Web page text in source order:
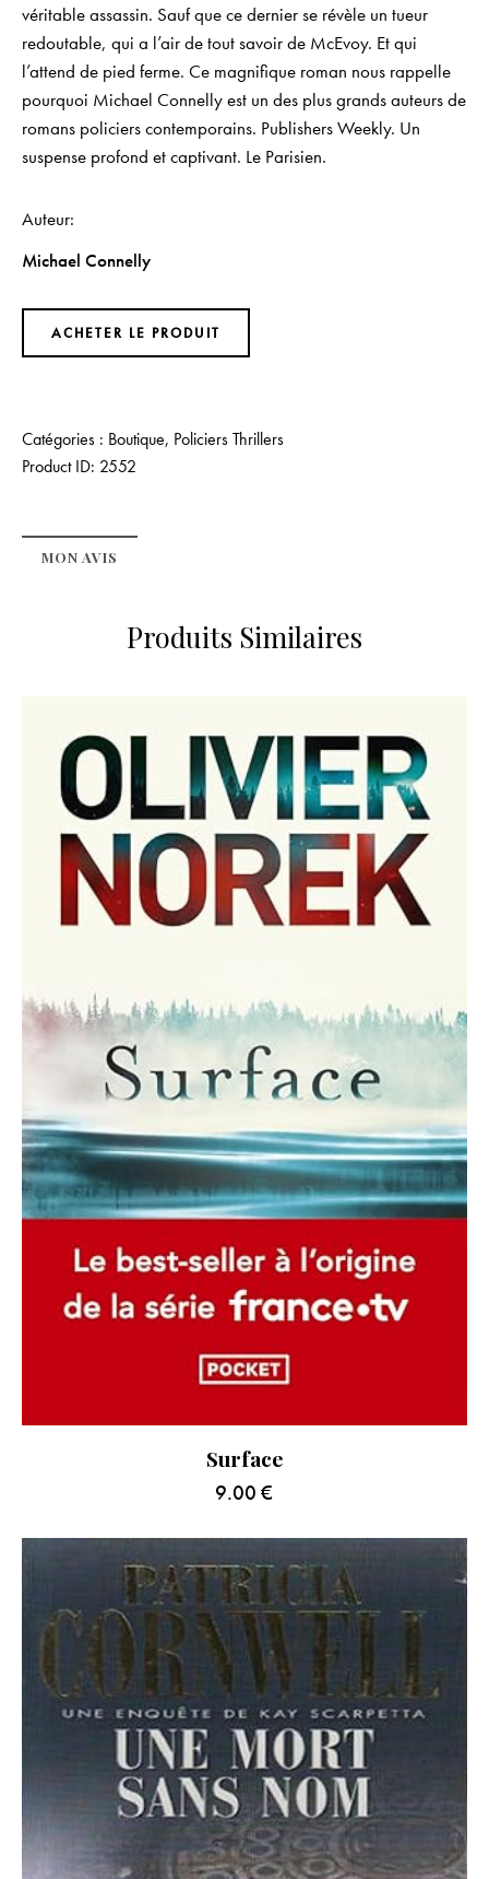
véritable assassin. Sauf que ce dernier se révèle un tueur
redoutable, qui a l’air de tout savoir de McEvoy. Et qui
l’attend de pied ferme. Ce magnifique roman nous rappelle
pourquoi Michael Connelly est un des plus grands auteurs de
romans policiers contemporains. Publishers Weekly. Un
suspense profond et captivant. Le Parisien.
Auteur
Michael Connelly
ACHETER LE PRODUIT
Catégories : Boutique, Policiers Thrillers
Product ID: 2552
MON AVIS
Produits Similaires
Surface
9.00 €